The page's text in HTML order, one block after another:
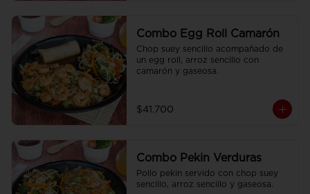
Combo Egg Roll Camarón
Chop suey sencillo acompañado de
un egg roll, arroz sencillo con
camarón y gaseosa.
$41.700
Combo Pekin Verduras
Pollo pekin servido con chop suey
sencillo, arroz sencillo y gaseosa.